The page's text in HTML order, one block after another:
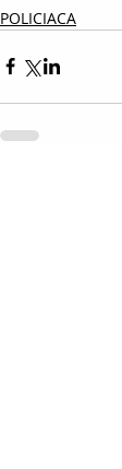
POLICIACA